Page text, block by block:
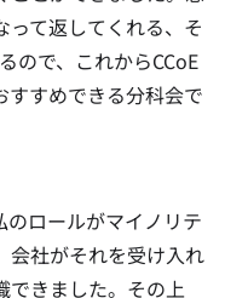
って返してくれる、そ
ので、これからCCoE
すすめできる分科会で
のロールがマイノリテ
会社がそれを受け入れ
できました。その上